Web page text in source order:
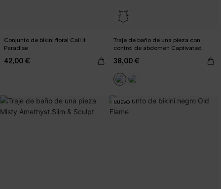
Conjunto de bikini floral Call It
Paradise
42,00 €
Traje de baño de una pieza con
control de abdomen Captivated
38,00 €
NUEVO